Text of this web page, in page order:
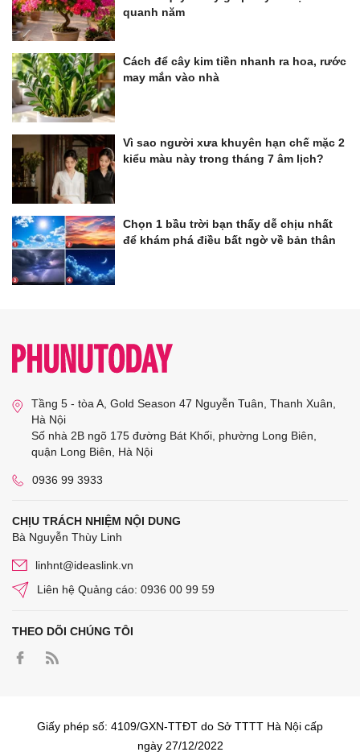
quanh năm
Cách để cây kim tiền nhanh ra hoa, rước
may mắn vào nhà
Vì sao người xưa khuyên hạn chế mặc 2
kiểu màu này trong tháng 7 âm lịch?
Chọn 1 bầu trời bạn thấy dễ chịu nhất
để khám phá điều bất ngờ về bản thân
Tầng 5 - tòa A, Gold Season 47 Nguyễn Tuân, Thanh Xuân,
Hà Nội
Số nhà 2B ngõ 175 đường Bát Khối, phường Long Biên,
quận Long Biên, Hà Nội
0936 99 3933
CHỊU TRÁCH NHIỆM NỘI DUNG
Bà Nguyễn Thùy Linh
linhnt@ideaslink.vn
Liên hệ Quảng cáo: 0936 00 99 59
THEO DÕI CHÚNG TÔI
Giấy phép số: 4109/GXN-TTĐT do Sở TTTT Hà Nội cấp
ngày 27/12/2022